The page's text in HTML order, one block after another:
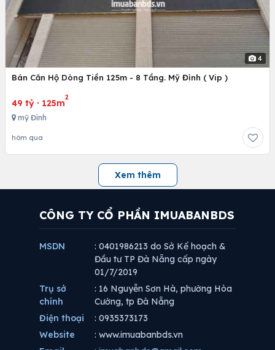
4
Bán Căn Hộ Dòng Tiền 125m - 8 Tầng. Mỹ Đình ( Vip )
49 tỷ · 125m
2
mỹ Đình
hôm qua
Xem thêm
CÔNG TY CỔ PHẦN IMUABANBDS
MSDN
: 0401986213 do Sở Kế hoạch &
Đầu tư TP Đà Nẵng cấp ngày
01/7/2019
Trụ sở
chính
: 16 Nguyễn Sơn Hà, phường Hòa
Cường, tp Đà Nẵng
Điện thoại
: 0935373173
Website
: www.imuabanbds.vn